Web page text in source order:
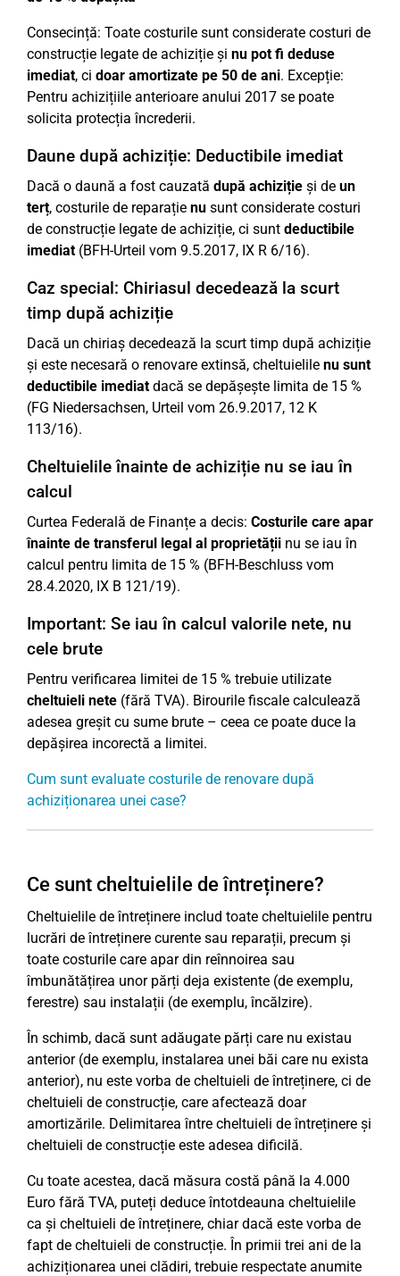
Consecință: Toate costurile sunt considerate costuri de
construcție legate de achiziție și nu pot fi deduse
imediat, ci doar amortizate pe 50 de ani. Excepție:
Pentru achizițiile anterioare anului 2017 se poate
solicita protecția încrederii.
Daune după achiziție: Deductibile imediat
Dacă o daună a fost cauzată după achiziție și de un
terț, costurile de reparație nu sunt considerate costuri
de construcție legate de achiziție, ci sunt deductibile
imediat(BFH-Urteil vom 9.5.2017, IX R 6/16).
Caz special: Chiriasul decedează la scurt
timp după achiziție
Dacă un chiriaș decedează la scurt timp după achiziție
și este necesară o renovare extinsă, cheltuielile nu sunt
deductibile imediatdacă se depășește limita de 15 %
(FG Niedersachsen, Urteil vom 26.9.2017, 12 K
113/16).
Cheltuielile înainte de achiziție nu se iau în
calcul
Curtea Federală de Finanțe a decis: Costurile care apar
înainte de transferul legal al proprietății nu se iau în
calcul pentru limita de 15 % (BFH-Beschluss vom
28.4.2020, IX B 121/19).
Important: Se iau în calcul valorile nete, nu
cele brute
Pentru verificarea limitei de 15 % trebuie utilizate
cheltuieli nete (fără TVA). Birourile fiscale calculează
adesea greșit cu sume brute – ceea ce poate duce la
depășirea incorectă a limitei.
Cum sunt evaluate costurile de renovare după
achiziționarea unei case?
Ce sunt cheltuielile de întreținere?
Cheltuielile de întreținere includ toate cheltuielile pentru
lucrări de întreținere curente sau reparații, precum și
toate costurile care apar din reînnoirea sau
îmbunătățirea unor părți deja existente (de exemplu,
ferestre) sau instalații (de exemplu, încălzire).
În schimb, dacă sunt adăugate părți care nu existau
anterior (de exemplu, instalarea unei băi care nu exista
anterior), nu este vorba de cheltuieli de întreținere, ci de
cheltuieli de construcție, care afectează doar
amortizările. Delimitarea între cheltuieli de întreținere și
cheltuieli de construcție este adesea dificilă.
Cu toate acestea, dacă măsura costă până la 4.000
Euro fără TVA, puteți deduce întotdeauna cheltuielile
ca și cheltuieli de întreținere, chiar dacă este vorba de
fapt de cheltuieli de construcție. În primii trei ani de la
achiziționarea unei clădiri, trebuie respectate anumite